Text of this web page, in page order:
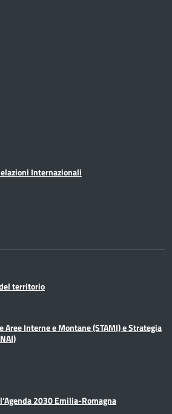
Internazionali
territorio
Interne e Montane (STAMI) e Strategia
2030 Emilia-Romagna